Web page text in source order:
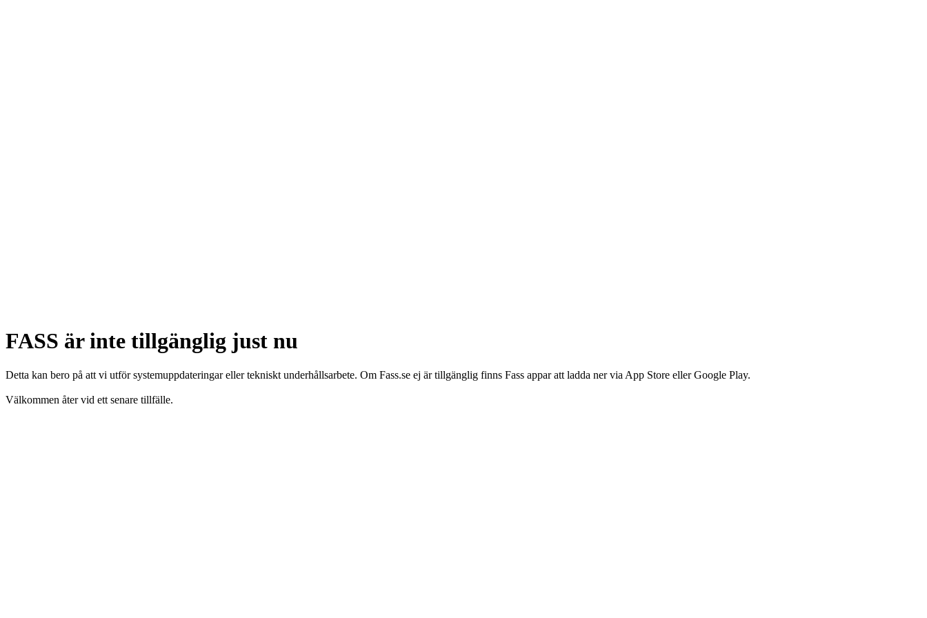
FASS är inte tillgänglig just nu
Detta kan bero på att vi utför systemuppdateringar eller tekniskt underhållsarbete. Om Fass.se ej är tillgänglig finns Fass appar att ladda ner via App Store eller Google Play.
Välkommen åter vid ett senare tillfälle.